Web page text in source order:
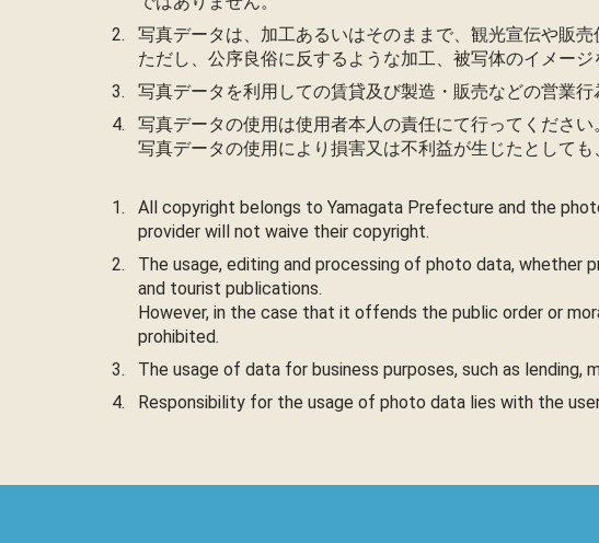
写真データは、加工あるいはそのままで、観光宣伝や販
ただし、公序良俗に反するような加工、被写体のイメー
写真データを利用しての賃貸及び製造・販売などの営業行
写真データの使用は使用者本人の責任にて行ってください
写真データの使用により損害又は不利益が生じたとして
All copyright belongs to Yamagata Prefecture and the
provider will not waive their copyright.
The usage, editing and processing of photo data, whether
and tourist publications.
However, in the case that it offends the public order or
prohibited.
The usage of data for business purposes, such as lending,
Responsibility for the usage of photo data lies with the